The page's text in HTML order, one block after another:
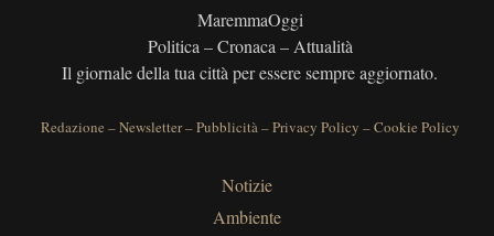
MaremmaOggi
Politica – Cronaca – Attualità
Il giornale della tua città per essere sempre aggiornato.
Redazione –Newsletter–Pubblicità–Privacy Policy –Cookie Policy
Notizie
Ambiente